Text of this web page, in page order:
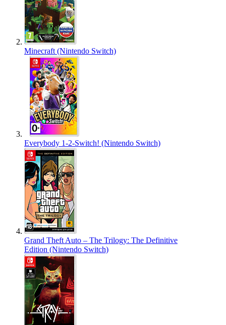
Minecraft (Nintendo Switch)
Everybody 1-2-Switch! (Nintendo Switch)
Grand Theft Auto – The Trilogy: The Definitive
Edition (Nintendo Switch)